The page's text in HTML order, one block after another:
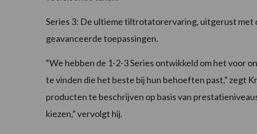
Series 3: De ultieme tiltrotatorervaring, uitgerust met
geavanceerde toepassingen.
“We hebben de 1-2-3 Series ontwikkeld om het voor
te vinden die het beste bij hun behoeften past,” zegt
producten te beschrijven op basis van
kiezen,” vervolgt hij.